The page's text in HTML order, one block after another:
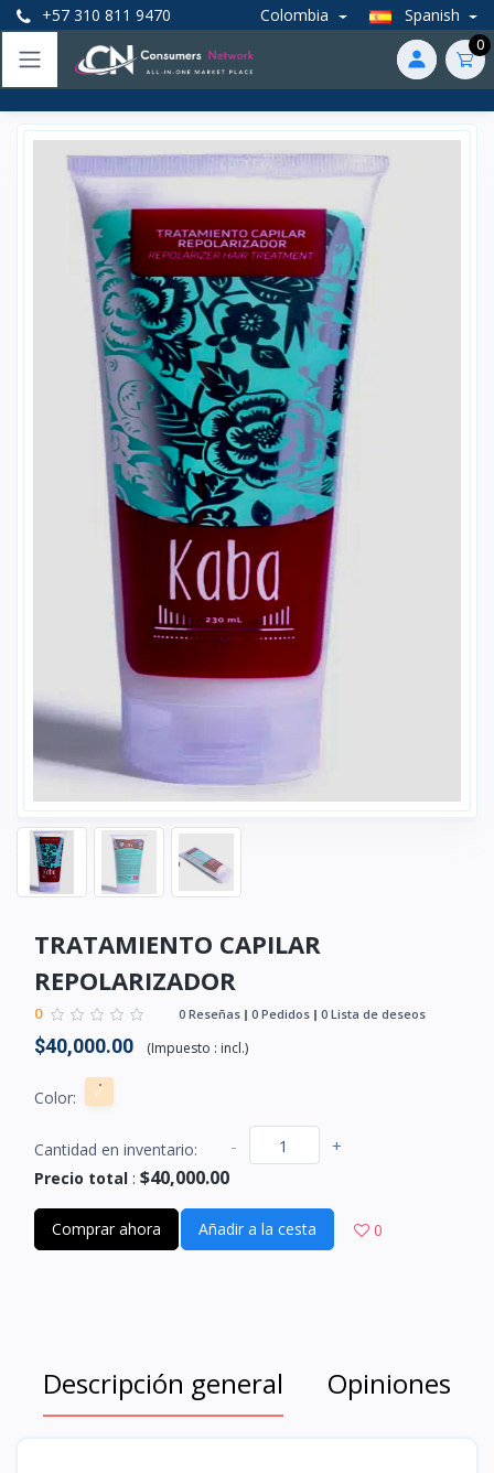
+57 310 811 9470 Colombia Spanish
0
TRATAMIENTO CAPILAR
REPOLARIZADOR
0 0 Reseñas 0 Pedidos 0 Lista de deseos
$40,000.00 (Impuesto : incl.)
Color:
Cantidad en inventario: - +
Precio total : $40,000.00
Comprar ahora Añadir a la cesta 0
Descripción general Opiniones